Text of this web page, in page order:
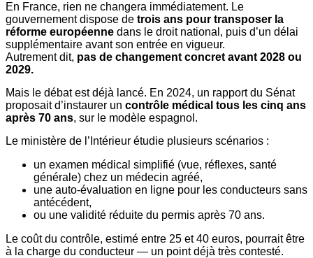
En France, rien ne changera immédiatement. Le
gouvernement dispose de trois ans pour transposer la
réforme européenne dans le droit national, puis d’un délai
supplémentaire avant son entrée en vigueur.
Autrement dit, pas de changement concret avant 2028 ou
2029.
Mais le débat est déjà lancé. En 2024, un rapport du Sénat
proposait d’instaurer un contrôle médical tous les cinq ans
après 70 ans, sur le modèle espagnol.
Le ministère de l’Intérieur étudie plusieurs scénarios :
un examen médical simplifié (vue, réflexes, santé
générale) chez un médecin agréé,
une auto-évaluation en ligne pour les conducteurs sans
antécédent,
ou une validité réduite du permis après 70 ans.
Le coût du contrôle, estimé entre 25 et 40 euros, pourrait être
à la charge du conducteur — un point déjà très contesté.